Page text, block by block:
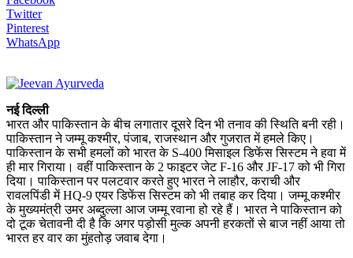
Twitter
Pinterest
WhatsApp
नई दिल्ली
भारत और पाकिस्तान के बीच लगातार दूसरे दिन भी तनाव की स्थिति बनी रही।
पाकिस्तान ने जम्मू कश्मीर, पंजाब, राजस्थान और गुजरात में हमले किए।
पाकिस्तान के सभी हमलों को भारत के S-400 मिसाइल डिफेंस सिस्टम ने हवा में
ही मार गिराया। वहीं पाकिस्तान के 2 फाइटर जेट F-16 और JF-17 को भी गिरा
दिया। पाकिस्तान पर पलटवार करते हुए भारत ने लाहौर, कराची और
रावलपिंडी में HQ-9 एयर डिफेंस सिस्टम को भी तबाह कर दिया। जम्मू कश्मीर
के मुख्यमंत्री उमर अब्दुल्ला आज जम्मू रवाना हो रहे हैं। भारत ने पाकिस्तान को
दो टूक चेतावनी दी है कि अगर पड़ोसी मुल्क अपनी हरकतों से बाज नहीं आया तो
भारत हर वार का मुंहतोड़ जवाब देगा।